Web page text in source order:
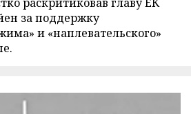
за поддержку
и «наплевательского»